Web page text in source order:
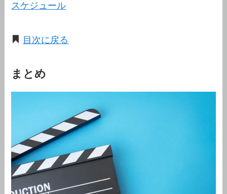
スケジュール
目次に戻る
まとめ